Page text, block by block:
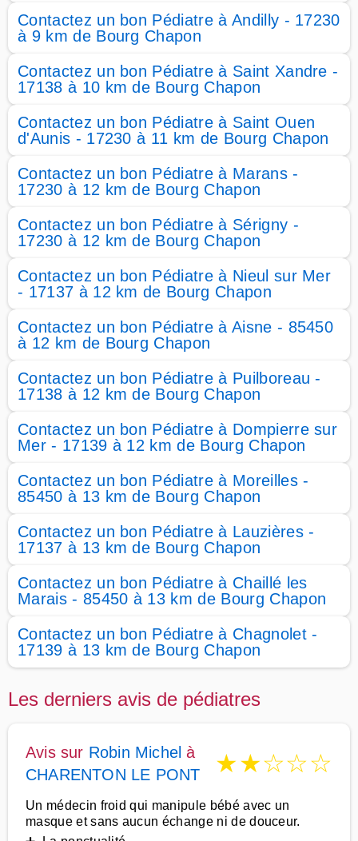
Contactez un bon Pédiatre à Andilly - 17230
à 9 km de Bourg Chapon
Contactez un bon Pédiatre à Saint Xandre -
17138 à 10 km de Bourg Chapon
Contactez un bon Pédiatre à Saint Ouen
d'Aunis - 17230 à 11 km de Bourg Chapon
Contactez un bon Pédiatre à Marans -
17230 à 12 km de Bourg Chapon
Contactez un bon Pédiatre à Sérigny -
17230 à 12 km de Bourg Chapon
Contactez un bon Pédiatre à Nieul sur Mer
- 17137 à 12 km de Bourg Chapon
Contactez un bon Pédiatre à Aisne - 85450
à 12 km de Bourg Chapon
Contactez un bon Pédiatre à Puilboreau -
17138 à 12 km de Bourg Chapon
Contactez un bon Pédiatre à Dompierre sur
Mer - 17139 à 12 km de Bourg Chapon
Contactez un bon Pédiatre à Moreilles -
85450 à 13 km de Bourg Chapon
Contactez un bon Pédiatre à Lauzières -
17137 à 13 km de Bourg Chapon
Contactez un bon Pédiatre à Chaillé les
Marais - 85450 à 13 km de Bourg Chapon
Contactez un bon Pédiatre à Chagnolet -
17139 à 13 km de Bourg Chapon
Les derniers avis de pédiatres
Avis sur Robin Michel à
CHARENTON LE PONT
★★☆☆☆
Un médecin froid qui manipule bébé avec un
masque et sans aucun échange ni de douceur.